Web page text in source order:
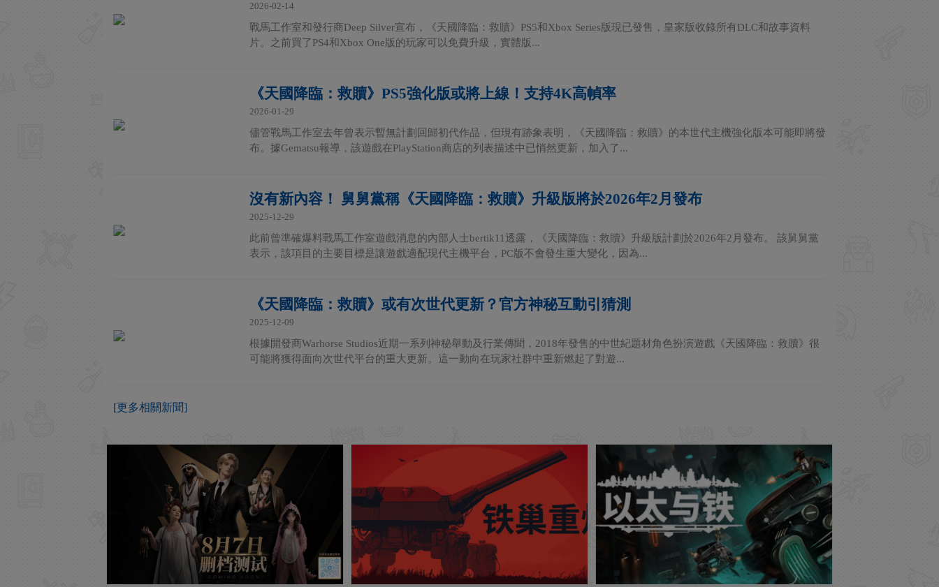
2026-02-14
戰馬工作室和發行商Deep Silver宣布，《天國降臨：救贖》PS5和Xbox Series版現已發售，皇家版收錄所有DLC和故事資料
片。之前買了PS4和Xbox One版的玩家可以免費升級，實體版...
《天國降臨：救贖》PS5強化版或將上線！支持4K高幀率
2026-01-29
儘管戰馬工作室去年曾表示暫無計劃回歸初代作品，但現有跡象表明，《天國降臨：救贖》的本世代主機強化版本可能即將發
布。據Gematsu報導，該遊戲在PlayStation商店的列表描述中已悄然更新，加入了...
沒有新內容！ 舅舅黨稱《天國降臨：救贖》升級版將於2026年2月發布
2025-12-29
此前曾準確爆料戰馬工作室遊戲消息的內部人士bertik11透露，《天國降臨：救贖》升級版計劃於2026年2月發布。 該舅舅黨
表示，該項目的主要目標是讓遊戲適配現代主機平台，PC版不會發生重大變化，因為...
《天國降臨：救贖》或有次世代更新？官方神秘互動引猜測
2025-12-09
根據開發商Warhorse Studios近期一系列神秘舉動及行業傳聞，2018年發售的中世紀題材角色扮演遊戲《天國降臨：救贖》很
可能將獲得面向次世代平台的重大更新。這一動向在玩家社群中重新燃起了對遊...
[更多相關新聞]